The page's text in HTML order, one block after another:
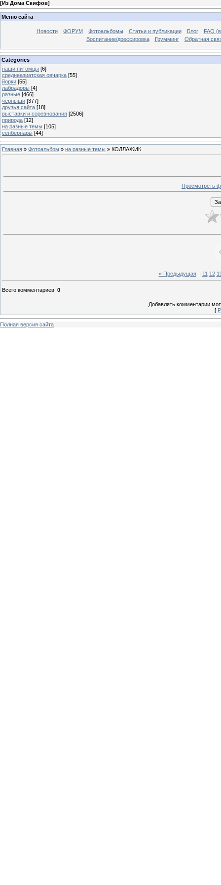
[Из Дома Скифов]
Меню сайта
Новости ФОРУМ Фотоальбомы Статьи и публикации Блог
FAQ
Воспитание/дрессировка
Грумминг Обратная
Categories
наши питомцы [6]
среднеазиатская овчарка [55]
йорки [55]
лабрадоры [4]
разные [466]
черныши [377]
друзья сайта [18]
выставки и соревнования [2506]
природа [12]
на разные темы [105]
сенбернары [44]
Главная » Фотоальбом » на разные темы » КОЛЛАЖИК
Просмотреть
« Предыдущая| 11 12
Всего комментариев: 0
Добавлять комментарии
[
Полная версия сайта